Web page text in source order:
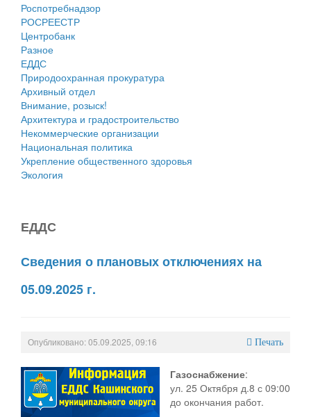
Собрание депутатов
Городское поселение
Сельские поселения
Роспотребнадзор
РОСРЕЕСТР
Центробанк
Разное
ЕДДС
Природоохранная прокуратура
Архивный отдел
Внимание, розыск!
Архитектура и градостроительство
Некоммерческие организации
Национальная политика
Укрепление общественного здоровья
Экология
ЕДДС
Сведения о плановых отключениях на
05.09.2025 г.
Опубликовано: 05.09.2025, 09:16 Печать
Газоснабжение:
ул. 25 Октября д.8 с 09:00
до окончания работ.